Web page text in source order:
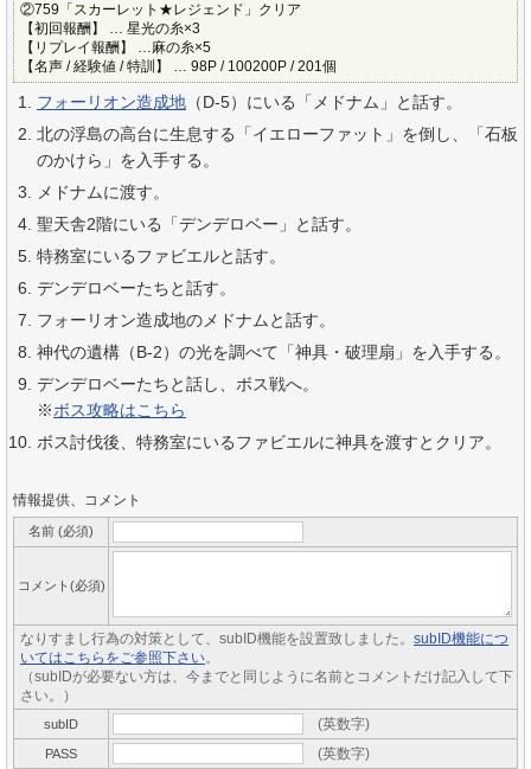
②759「スカーレット★レジェンド」クリア
【初回報酬】 … 星光の糸×3
【リプレイ報酬】 …麻の糸×5
【名声 / 経験値 / 特訓】 … 98P / 100200P / 201個
フォーリオン造成地 （D-5）にいる「メドナム」と話す。
北の浮島の高台に生息する「イエローファット」を倒し、「石板
のかけら」を入手する。
メドナムに渡す。
聖天舎2階にいる「デンデロベー」と話す。
特務室にいるファビエルと話す。
デンデロベーたちと話す。
フォーリオン造成地のメドナムと話す。
神代の遺構（B-2）の光を調べて「神具・破理扇」を入手する。
デンデロベーたちと話し、ボス戦へ。
※ボス攻略はこちら
ボス討伐後、特務室にいるファビエルに神具を渡すとクリア。
情報提供、コメント
名前 (必須)
コメント(必須)
なりすまし行為の対策として、subID機能を設置致しました。 subID機能につ
いてはこちらをご参照下さい。
（subIDが必要ない方は、今までと同じように名前とコメントだけ記入して下
さい。）
subID (英数字)
PASS (英数字)